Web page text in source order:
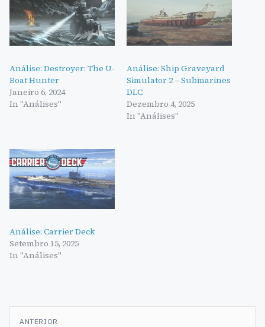
Análise: Destroyer: The U-
Boat Hunter
Janeiro 6, 2024
In "Análises"
Análise: Ship Graveyard
Simulator 2 – Submarines
DLC
Dezembro 4, 2025
In "Análises"
Análise: Carrier Deck
Setembro 15, 2025
In "Análises"
Navegação
ANTERIOR